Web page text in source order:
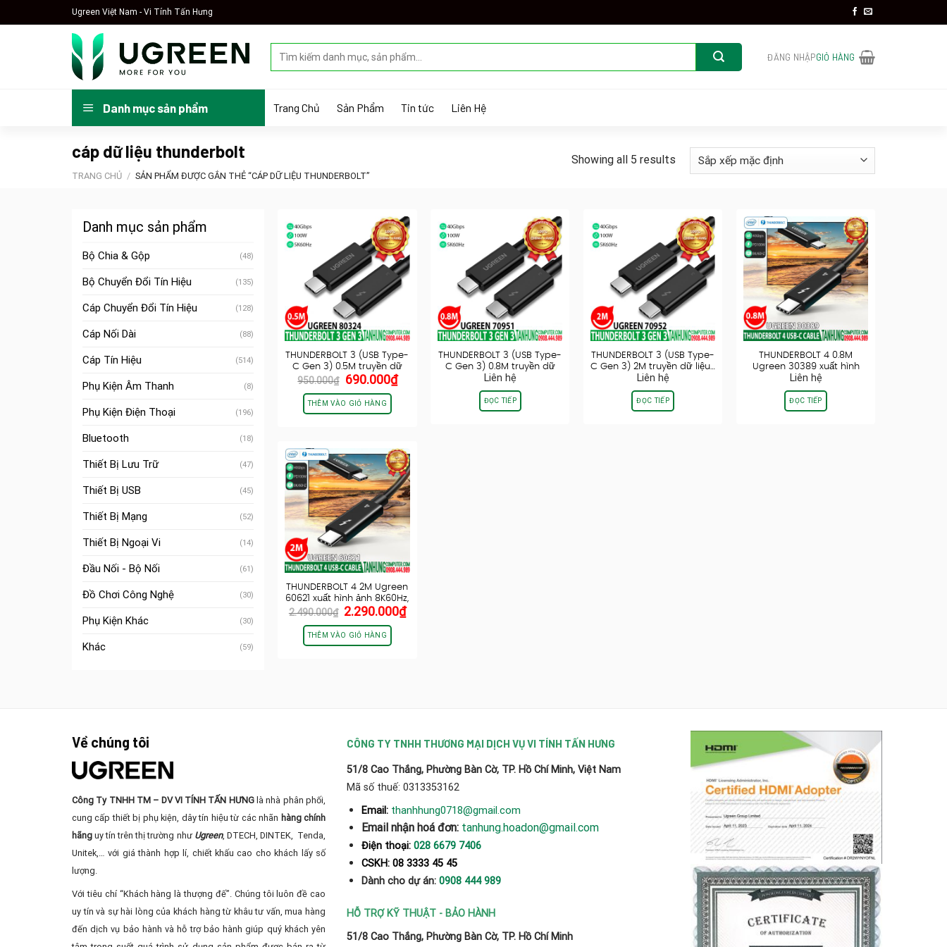
to
Ugreen Việt Nam - Vi Tính Tấn Hưng
kiếm:
ĐĂNG NHẬPGIỎ HÀNG
Danh mục sản phẩm Trang Chủ Sản Phẩm Tin tức Liên Hệ
cáp dữ liệu thunderbolt
TRANG CHỦ / SẢN PHẨM ĐƯỢC GẮN THẺ “CÁP DỮ LIỆU THUNDERBOLT”
Showing all 5 results
Danh mục sản phẩm
Bộ Chia & Gộp (48)
Bộ Chuyển Đổi Tín Hiệu (135)
Cáp Chuyển Đổi Tín Hiệu (128)
Cáp Nối Dài (88)
Cáp Tín Hiệu (514)
Phụ Kiện Âm Thanh (8)
Phụ Kiện Điện Thoại (196)
Bluetooth (18)
Thiết Bị Lưu Trữ (47)
Thiết Bị USB (45)
Thiết Bị Mạng (52)
Thiết Bị Ngoại Vi (14)
Đầu Nối - Bộ Nối (61)
Đồ Chơi Công Nghệ (30)
Phụ Kiện Khác (30)
Khác (59)
THUNDERBOLT 3 (USB Type-
C Gen 3) 0.5M truyền dữ
liệu…
950.000₫
Giá
gốc
là:
950.000₫.
690.000₫Giá
THÊM VÀO GIỎ HÀNG
THUNDERBOLT 3 (USB Type-
C Gen 3) 0.8M truyền dữ
liệu…
Liên hệ
ĐỌC TIẾP
THUNDERBOLT 3 (USB Type-
C Gen 3) 2M truyền dữ liệu…
Liên hệ
ĐỌC TIẾP
THUNDERBOLT 4 0.8M
Ugreen 30389 xuất hình
ảnh 8K60Hz, truyền…
Liên hệ
ĐỌC TIẾP
THUNDERBOLT 4 2M Ugreen
60621 xuất hình ảnh 8K60Hz,
truyền…
2.490.000₫ Giá
gốc
là:
2.490.000₫.
2.290.000₫Giá
THÊM VÀO GIỎ HÀNG
Về chúng tôi
Công Ty TNHH TM – DV VI TÍNH TẤN HƯNGlà nhà phân phối,
cung cấp thiết bị phụ kiện, dây tín hiệu từ các nhãn hàng chính
hãng uy tín trên thị trường như Ugreen, DTECH, DINTEK, Tenda,
Unitek,… với giá thành hợp lí, chiết khấu cao cho khách lấy số
lượng.
Với tiêu chí “Khách hàng là thượng đế”. Chúng tôi luôn đề cao
uy tín và sự hài lòng của khách hàng từ khâu tư vấn, mua hàng
đến dịch vụ bảo hành và hỗ trợ bảo hành giúp quý khách yên
CÔNG TY TNHH THƯƠNG MẠI DỊCH VỤ VI TÍNH TẤN HƯNG
51/8 Cao Thắng, Phường Bàn Cờ, TP. Hồ Chí Minh, Việt Nam
Mã số thuế: 0313353162
Email: thanhhung0718@gmail.com
Email nhận hoá đơn: tanhung.hoadon@gmail.com
Điện thoại: 028 6679 7406
CSKH: 08 3333 45 45
Dành cho dự án: 0908 444 989
HỖ TRỢ KỸ THUẬT - BẢO HÀNH
51/8 Cao Thắng, Phường Bàn Cờ, TP. Hồ Chí Minh